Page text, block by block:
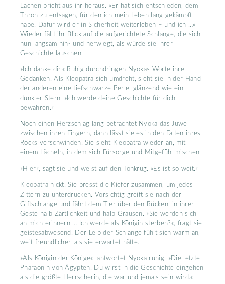
Lachen bricht aus ihr heraus. »Er hat sich entschieden, dem
Thron zu entsagen, für den ich mein Leben lang gekämpft
habe. Dafür wird er in Sicherheit weiterleben – und ich …«
Wieder fällt ihr Blick auf die aufgerichtete Schlange, die sich
nun langsam hin- und herwiegt, als würde sie ihrer
Geschichte lauschen.
»Ich danke dir.« Ruhig durchdringen Nyokas Worte ihre
Gedanken. Als Kleopatra sich umdreht, sieht sie in der Hand
der anderen eine tiefschwarze Perle, glänzend wie ein
dunkler Stern. »Ich werde deine Geschichte für dich
bewahren.«
Noch einen Herzschlag lang betrachtet Nyoka das Juwel
zwischen ihren Fingern, dann lässt sie es in den Falten ihres
Rocks verschwinden. Sie sieht Kleopatra wieder an, mit
einem Lächeln, in dem sich Fürsorge und Mitgefühl mischen.
»Hier«, sagt sie und weist auf den Tonkrug. »Es ist so weit.«
Kleopatra nickt. Sie presst die Kiefer zusammen, um jedes
Zittern zu unterdrücken. Vorsichtig greift sie nach der
Giftschlange und fährt dem Tier über den Rücken, in ihrer
Geste halb Zärtlichkeit und halb Grausen. »Sie werden sich
an mich erinnern … Ich werde als Königin sterben?«, fragt sie
geistesabwesend. Der Leib der Schlange fühlt sich warm an,
weit freundlicher, als sie erwartet hätte.
»Als Königin der Könige«, antwortet Nyoka ruhig. »Die letzte
Pharaonin von Ägypten. Du wirst in die Geschichte eingehen
als die größte Herrscherin, die war und jemals sein wird.«